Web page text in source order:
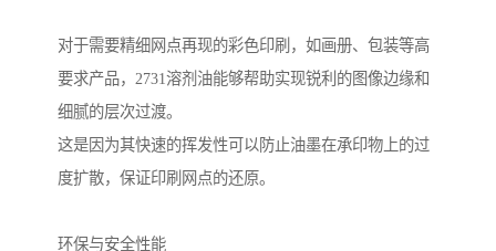
对于需要精细网点再现的彩色印刷，如画册、包装等高
要求产品，2731溶剂油能够帮助实现锐利的图像边缘和
细腻的层次过渡。
这是因为其快速的挥发性可以防止油墨在承印物上的过
度扩散，保证印刷网点的还原。
环保与安全性能